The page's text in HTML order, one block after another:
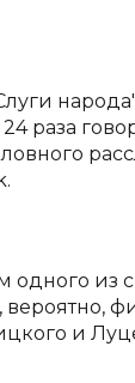
раза
из
вероятно,
и